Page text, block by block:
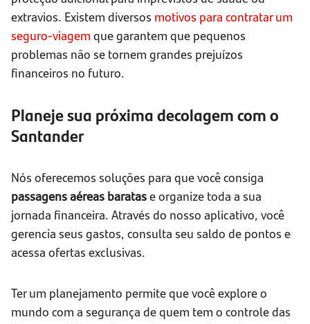
extravios. Existem diversos motivos para contratar um
seguro-viagem que garantem que pequenos
problemas não se tornem grandes prejuízos
financeiros no futuro.
Planeje sua próxima decolagem com o
Santander
Nós oferecemos soluções para que você consiga
passagens aéreas baratase organize toda a sua
jornada financeira. Através do nosso aplicativo, você
gerencia seus gastos, consulta seu saldo de pontos e
acessa ofertas exclusivas.
Ter um planejamento permite que você explore o
mundo com a segurança de quem tem o controle das